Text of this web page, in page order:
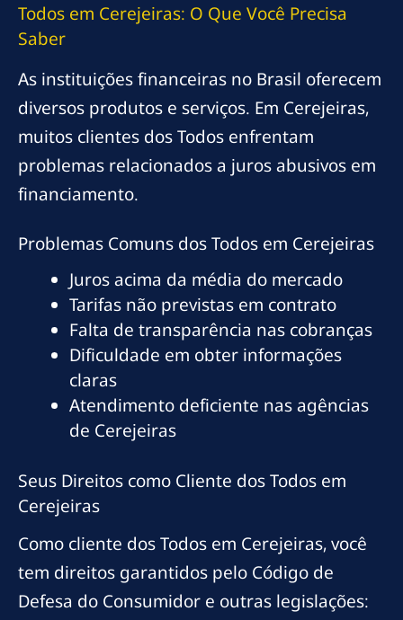
Todos em Cerejeiras: O Que Você Precisa
Saber
As instituições financeiras no Brasil oferecem
diversos produtos e serviços. Em Cerejeiras,
muitos clientes dos Todos enfrentam
problemas relacionados a juros abusivos em
financiamento.
Problemas Comuns dos Todos em Cerejeiras
Juros acima da média do mercado
Tarifas não previstas em contrato
Falta de transparência nas cobranças
Dificuldade em obter informações
claras
Atendimento deficiente nas agências
de Cerejeiras
Seus Direitos como Cliente dos Todos em
Cerejeiras
Como cliente dos Todos em Cerejeiras, você
tem direitos garantidos pelo Código de
Defesa do Consumidor e outras legislações: